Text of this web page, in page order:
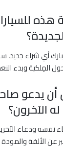
هذه
أي شراء جديد،
المِلكية وبدء
يدعو
الآخرون؟
نفسه ودعاء
عن الألفة